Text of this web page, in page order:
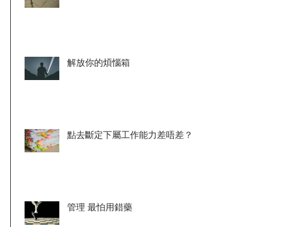
解放你的煩惱箱
點去斷定下屬工作能力差唔差？
管理 最怕用錯藥